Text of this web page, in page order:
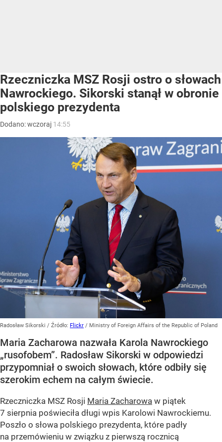
Rzeczniczka MSZ Rosji ostro o słowach
Nawrockiego. Sikorski stanął w obronie
polskiego prezydenta
Dodano:wczoraj 14:55
Radosław Sikorski / Źródło: Flickr / Ministry of Foreign Affairs of the Republic of Poland
Maria Zacharowa nazwała Karola Nawrockiego
„rusofobem”. Radosław Sikorski w odpowiedzi
przypomniał o swoich słowach, które odbiły się
szerokim echem na całym świecie.
Rzeczniczka MSZ Rosji Maria Zacharowa w piątek
7 sierpnia poświeciła długi wpis Karolowi Nawrockiemu.
Poszło o słowa polskiego prezydenta, które padły
na przemówieniu w związku z pierwszą rocznicą